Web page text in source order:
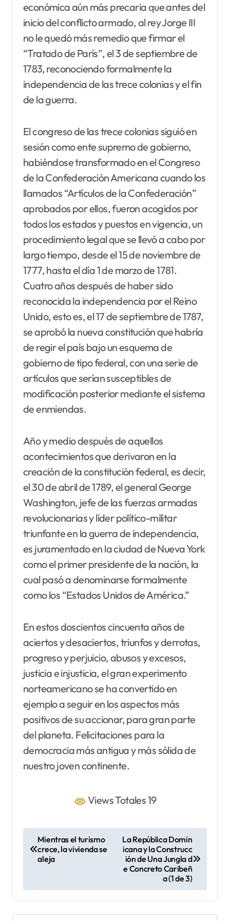
económica aún más precaria que antes del
inicio del conflicto armado, al rey Jorge III
no le quedó más remedio que firmar el
“Tratado de París”, el 3 de septiembre de
1783, reconociendo formalmente la
independencia de las trece colonias y el fin
de la guerra.
El congreso de las trece colonias siguió en
sesión como ente supremo de gobierno,
habiéndose transformado en el Congreso
de la Confederación Americana cuando los
llamados “Artículos de la Confederación”
aprobados por ellos, fueron acogidos por
todos los estados y puestos en vigencia, un
procedimiento legal que se llevó a cabo por
largo tiempo, desde el 15 de noviembre de
1777, hasta el día 1 de marzo de 1781.
Cuatro años después de haber sido
reconocida la independencia por el Reino
Unido, esto es, el 17 de septiembre de 1787,
se aprobó la nueva constitución que habría
de regir el país bajo un esquema de
gobierno de tipo federal, con una serie de
artículos que serían susceptibles de
modificación posterior mediante el sistema
de enmiendas.
Año y medio después de aquellos
acontecimientos que derivaron en la
creación de la constitución federal, es decir,
el 30 de abril de 1789, el general George
Washington, jefe de las fuerzas armadas
revolucionarias y líder político-militar
triunfante en la guerra de independencia,
es juramentado en la ciudad de Nueva York
como el primer presidente de la nación, la
cual pasó a denominarse formalmente
como los “Estados Unidos de América.”
En estos doscientos cincuenta años de
aciertos y desaciertos, triunfos y derrotas,
progreso y perjuicio, abusos y excesos,
justicia e injusticia, el gran experimento
norteamericano se ha convertido en
ejemplo a seguir en los aspectos más
positivos de su accionar, para gran parte
del planeta. Felicitaciones para la
democracia más antigua y más sólida de
nuestro joven continente.
Views Totales 19
e
g
Mientras el turismo
crece, la vivienda se
aleja
La República Domin
icana y la Construcc
ión de Una Jungla d
e Concreto Caribeñ
a (1 de 3)